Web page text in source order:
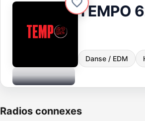
TEMPO
Danse / EDM
Radios connexes